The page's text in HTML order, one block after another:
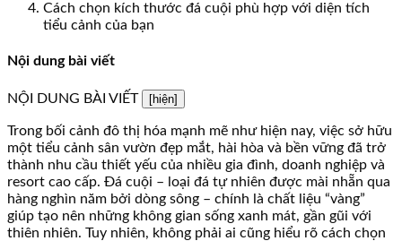
Cách chọn kích thước đá cuội phù hợp với diện tích
tiểu cảnh của bạn
Nội dung bài viết
NỘI DUNG BÀI VIẾT [hiện]
Trong bối cảnh đô thị hóa mạnh mẽ như hiện nay, việc sở hữu
một tiểu cảnh sân vườn đẹp mắt, hài hòa và bền vững đã trở
thành nhu cầu thiết yếu của nhiều gia đình, doanh nghiệp và
resort cao cấp. Đá cuội – loại đá tự nhiên được mài nhẵn qua
hàng nghìn năm bởi dòng sông – chính là chất liệu “vàng”
giúp tạo nên những không gian sống xanh mát, gần gũi với
thiên nhiên. Tuy nhiên, không phải ai cũng hiểu rõ cách chọn